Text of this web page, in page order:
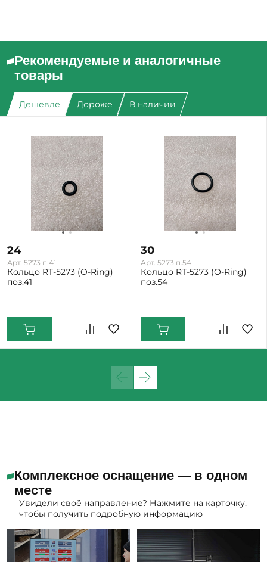
Рекомендуемые и аналогичные
товары
Дешевле Дороже В наличии
24
Арт. 5273 п.41
Кольцо RT-5273 (O-Ring)
поз.41
30
Арт. 5273 п.54
Кольцо RT-5273 (O-Ring)
поз.54
Комплексное оснащение — в одном
месте
Увидели своё направление? Нажмите на карточку,
чтобы получить подробную информацию